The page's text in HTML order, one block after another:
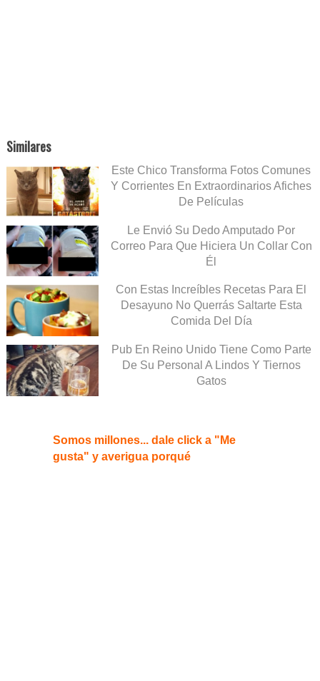
Similares
Este Chico Transforma Fotos Comunes
Y Corrientes En Extraordinarios Afiches
De Películas
Le Envió Su Dedo Amputado Por
Correo Para Que Hiciera Un Collar Con
Él
Con Estas Increíbles Recetas Para El
Desayuno No Querrás Saltarte Esta
Comida Del Día
Pub En Reino Unido Tiene Como Parte
De Su Personal A Lindos Y Tiernos
Gatos
Somos millones... dale click a "Me
gusta" y averigua porqué